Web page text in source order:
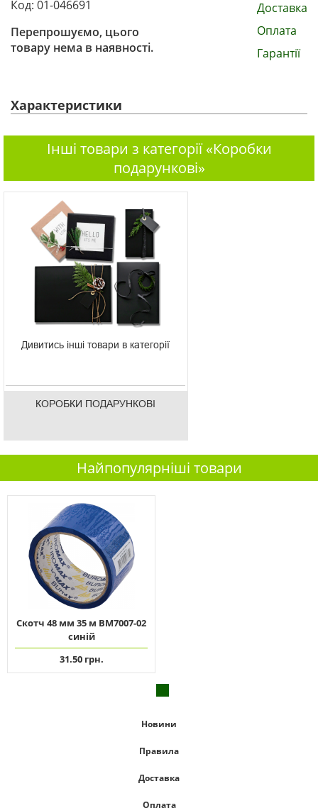
Код: 01-046691
Перепрошуємо, цього
товару нема в наявності.
Доставка
Оплата
Гарантії
Характеристики
Інші товари з категорії «Коробки
подарункові»
Дивитись інші товари в категорії
КОРОБКИ ПОДАРУНКОВІ
Найпопулярніші товари
Скотч 48 мм 35 м ВМ7007-02
синій
31.50 грн.
Новини
Правила
Доставка
Оплата